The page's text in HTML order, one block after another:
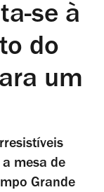
se à
do
um
mesa de
Grande